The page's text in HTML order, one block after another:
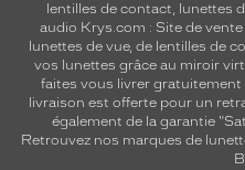
lentilles de contact, lunettes
audio Krys.com : Site de
lunettes de vue, de lentilles de
vos lunettes grâce au miroir
faites vous livrer
livraison est offerte pour un
également de la garantie
Retrouvez nos marques de